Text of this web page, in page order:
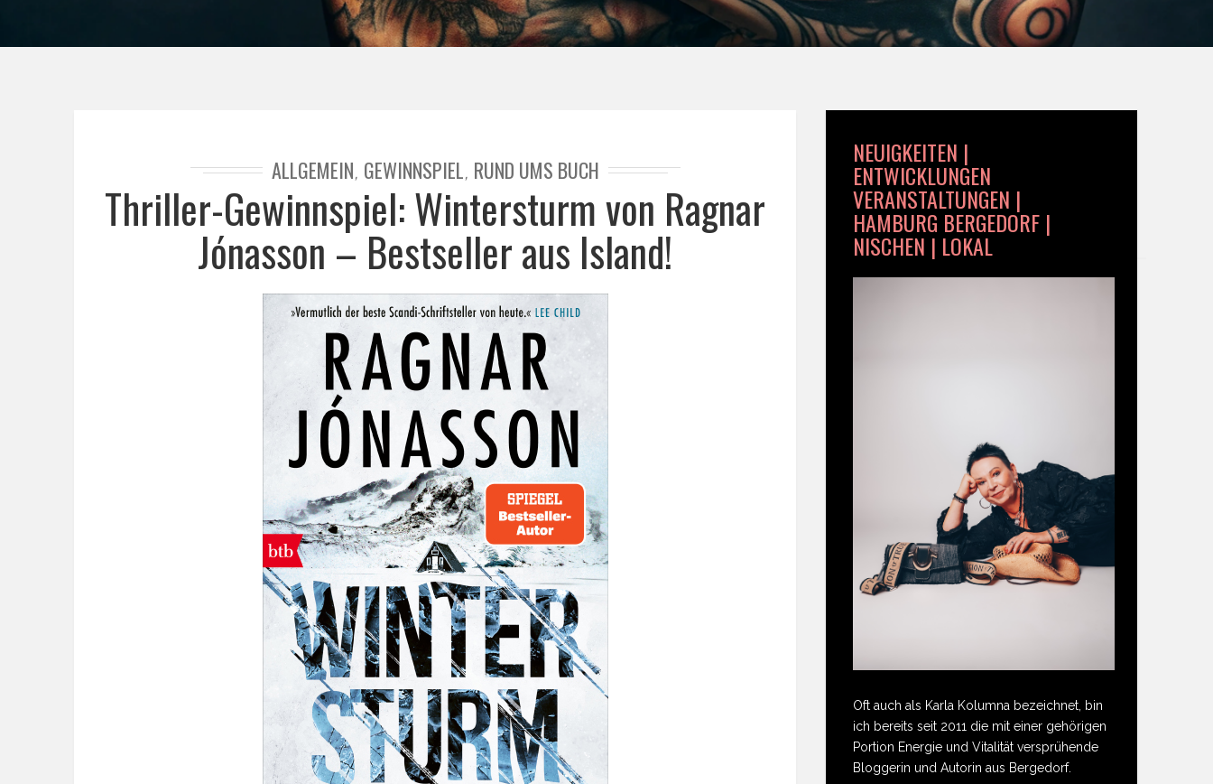
ALLGEMEIN, GEWINNSPIEL, RUND UMS BUCH
Thriller-Gewinnspiel: Wintersturm von Ragnar
Jónasson – Bestseller aus Island!
NEUIGKEITEN |
ENTWICKLUNGEN
VERANSTALTUNGEN |
HAMBURG BERGEDORF |
NISCHEN | LOKAL
Oft auch als Karla Kolumna bezeichnet, bin
ich bereits seit 2011 die mit einer gehörigen
Portion Energie und Vitalität versprühende
Bloggerin und Autorin aus Bergedorf.